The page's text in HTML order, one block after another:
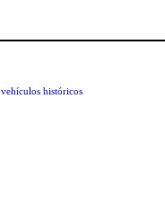
vehículos históricos